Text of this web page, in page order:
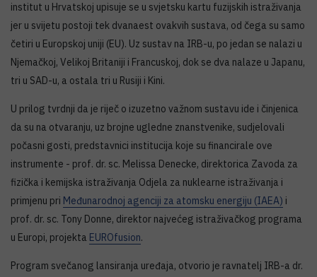
institut u Hrvatskoj upisuje se u svjetsku kartu fuzijskih istraživanja
jer u svijetu postoji tek dvanaest ovakvih sustava, od čega su samo
četiri u Europskoj uniji (EU). Uz sustav na IRB-u, po jedan se nalazi u
Njemačkoj, Velikoj Britaniji i Francuskoj, dok se dva nalaze u Japanu,
tri u SAD-u, a ostala tri u Rusiji i Kini.
U prilog tvrdnji da je riječ o izuzetno važnom sustavu ide i činjenica
da su na otvaranju, uz brojne ugledne znanstvenike, sudjelovali
počasni gosti, predstavnici institucija koje su financirale ove
instrumente - prof. dr. sc. Melissa Denecke, direktorica Zavoda za
fizička i kemijska istraživanja Odjela za nuklearne istraživanja i
primjenu pri Međunarodnoj agenciji za atomsku energiju (IAEA) i
prof. dr. sc. Tony Donne, direktor najvećeg istraživačkog programa
u Europi, projekta EUROfusion.
Program svečanog lansiranja uređaja, otvorio je ravnatelj IRB-a dr.